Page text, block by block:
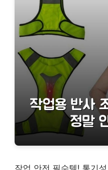
작업 안전 필수템! 통기